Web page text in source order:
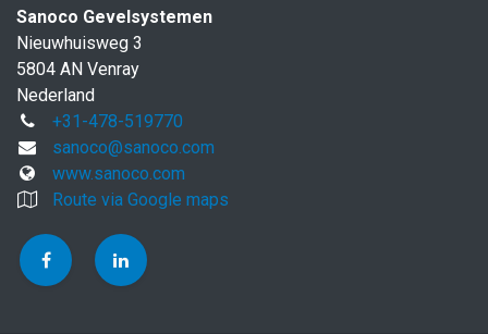
Sanoco Gevelsystemen
Nieuwhuisweg 3
5804 AN Venray
Nederland
+31-478-519770
sanoco@sanoco.com
www.sanoco.com
Route via Google maps